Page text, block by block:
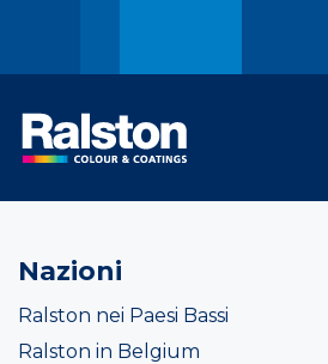
Nazioni
Ralston nei Paesi Bassi
Ralston in Belgium